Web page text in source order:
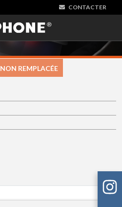
CONTACTER
NON REMPLACÉE